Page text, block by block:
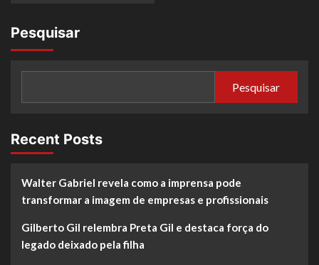
Pesquisar
Pesquisar
Recent Posts
Walter Gabriel revela como a imprensa pode
transformar a imagem de empresas e profissionais
Gilberto Gil relembra Preta Gil e destaca força do
legado deixado pela filha